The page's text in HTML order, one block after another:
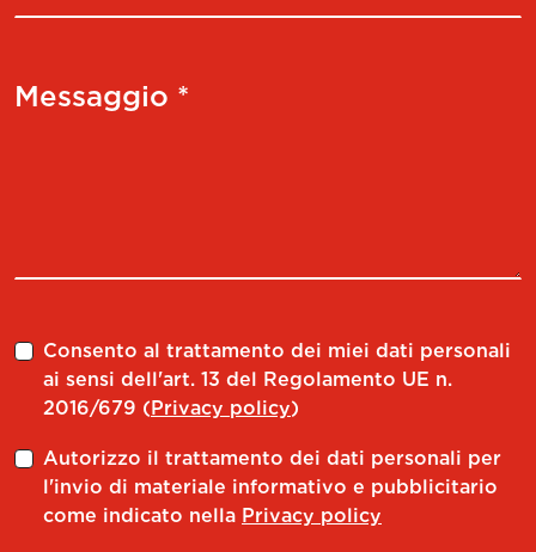
Messaggio *
Consento al trattamento dei miei dati personali
ai sensi dell'art. 13 del Regolamento UE n.
2016/679 (Privacy policy)
Autorizzo il trattamento dei dati personali per
l'invio di materiale informativo e pubblicitario
come indicato nella Privacy policy